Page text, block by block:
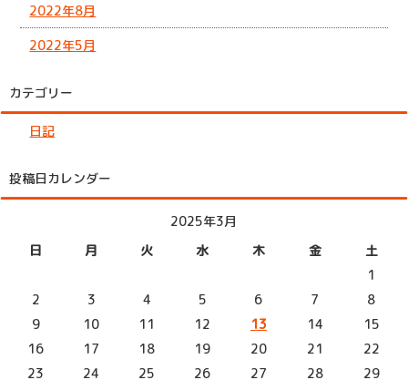
2022年8月
2022年5月
カテゴリー
日記
投稿日カレンダー
2025年3月
日
月 火 水 木 金
土
1
2
3 4 5 6 7
8
9
10 11 12 13 14
15
16
17 18 19 20 21
22
23
24 25 26 27 28 29